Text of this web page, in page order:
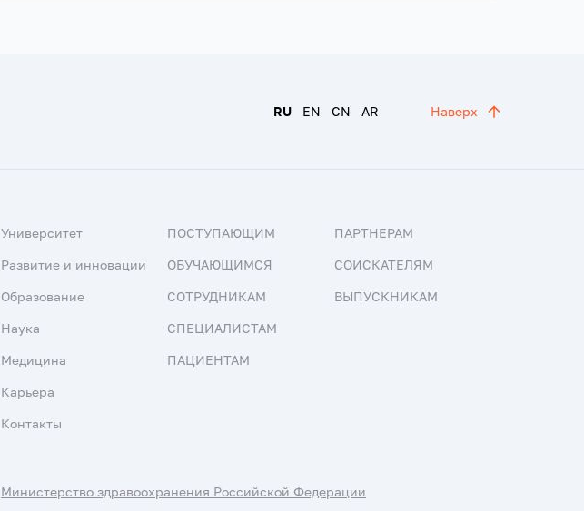
RU EN CN AR Наверх
Университет
Развитие и инновации
Образование
Наука
Медицина
Карьера
Контакты
ПОСТУПАЮЩИМ
ОБУЧАЮЩИМСЯ
СОТРУДНИКАМ
СПЕЦИАЛИСТАМ
ПАЦИЕНТАМ
ПАРТНЕРАМ
СОИСКАТЕЛЯМ
ВЫПУСКНИКАМ
Министерство здравоохранения Российской Федерации